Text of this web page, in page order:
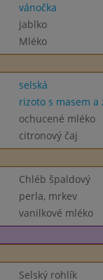
vánočka
jablko
Mléko
selská
rizoto s masem a
ochucené mléko
citronový čaj
Chléb špaldový
perla, mrkev
vanilkové mléko
Selský rohlík